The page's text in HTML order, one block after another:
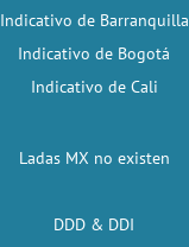
Indicativo de Barranquilla
Indicativo de Bogotá
Indicativo de Cali
Ladas MX no existen
DDD & DDI